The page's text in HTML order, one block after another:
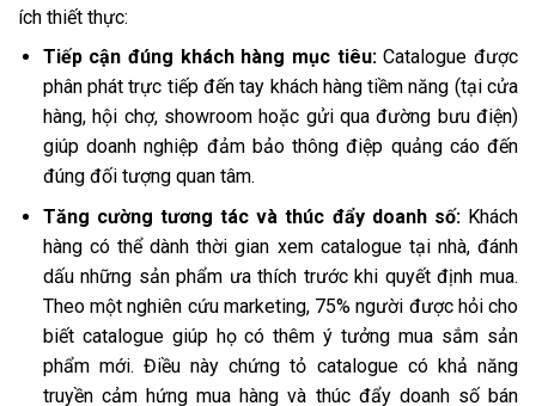
ích thiết thực:
Tiếp cận đúng khách hàng mục tiêu:Catalogue được
phân phát trực tiếp đến tay khách hàng tiềm năng (tại cửa
hàng, hội chợ, showroom hoặc gửi qua đường bưu điện)
giúp doanh nghiệp đảm bảo thông điệp quảng cáo đến
đúng đối tượng quan tâm.
Tăng cường tương tác và thúc đẩy doanh số:Khách
hàng có thể dành thời gian xem catalogue tại nhà, đánh
dấu những sản phẩm ưa thích trước khi quyết định mua.
Theo một nghiên cứu marketing, 75% người được hỏi cho
biết catalogue giúp họ có thêm ý tưởng mua sắm sản
phẩm mới. Điều này chứng tỏ catalogue có khả năng
truyền cảm hứng mua hàng và thúc đẩy doanh số bán